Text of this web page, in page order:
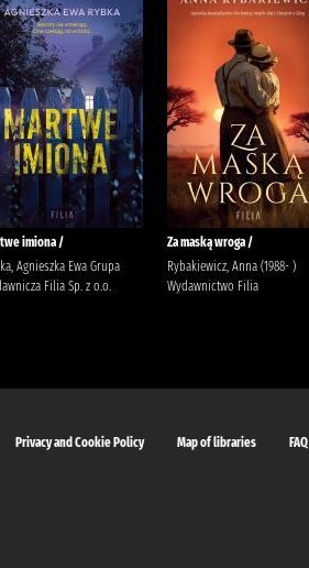
imiona /
Agnieszka Ewa Grupa
Filia Sp. z o.o.
Za maską wroga /
Rybakiewicz, Anna (1988- )
Wydawnictwo Filia
Privacy and Cookie Policy Map of libraries FAQ